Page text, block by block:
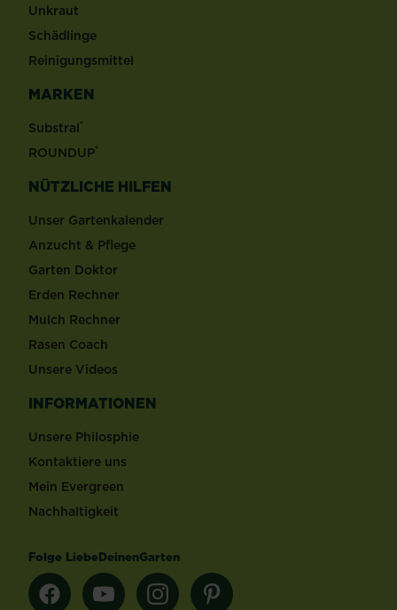
Unkraut
Schädlinge
Reinigungsmittel
MARKEN
Substral®
ROUNDUP®
NÜTZLICHE HILFEN
Unser Gartenkalender
Anzucht & Pflege
Garten Doktor
Erden Rechner
Mulch Rechner
Rasen Coach
Unsere Videos
INFORMATIONEN
Unsere Philosphie
Kontaktiere uns
Mein Evergreen
Nachhaltigkeit
Folge LiebeDeinenGarten